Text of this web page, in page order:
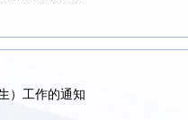
）工作的通知